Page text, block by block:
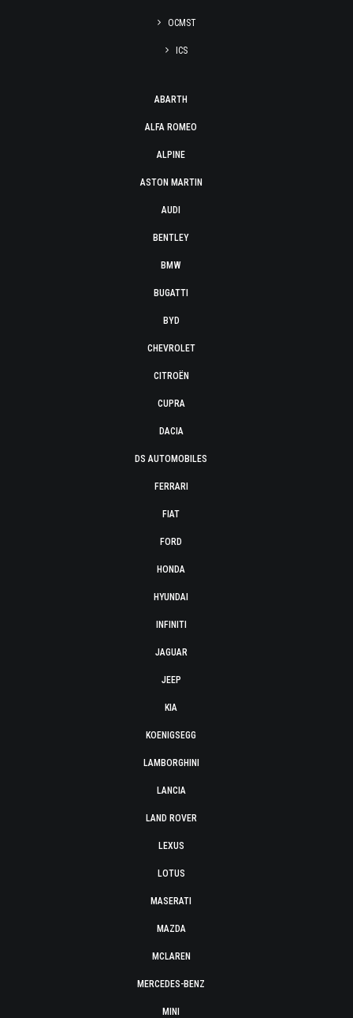
OCMST
ICS
ABARTH
ALFA ROMEO
ALPINE
ASTON MARTIN
AUDI
BENTLEY
BMW
BUGATTI
BYD
CHEVROLET
CITROËN
CUPRA
DACIA
DS AUTOMOBILES
FERRARI
FIAT
FORD
HONDA
HYUNDAI
INFINITI
JAGUAR
JEEP
KIA
KOENIGSEGG
LAMBORGHINI
LANCIA
LAND ROVER
LEXUS
LOTUS
MASERATI
MAZDA
MCLAREN
MERCEDES-BENZ
MINI